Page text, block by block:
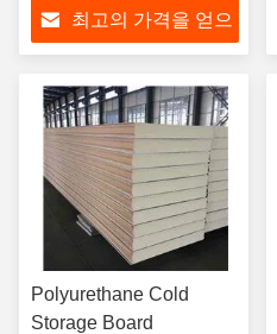
Insulation Workshop
Use
최고의 가격을 얻으
Polyurethane Cold
Storage Board